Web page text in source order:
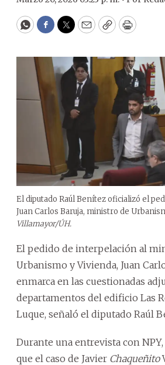
WhatsApp
Facebook
Twitter
EmailCopyPrint
El diputado Raúl Benítez oficializó el
Juan Carlos Baruja, ministro de
Villamayor/ÚH.
El pedido de interpelación al
Urbanismo y Vivienda, Juan
enmarca en las cuestionadas
departamentos del edificio Las
Luque, señaló el diputado Raúl
Durante una entrevista con
que el caso de Javier Chaqueñito